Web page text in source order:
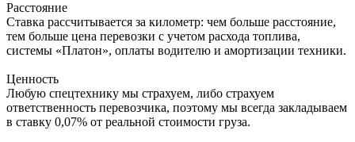
Расстояние
Ставка рассчитывается за километр: чем больше расстояние,
тем больше цена перевозки с учетом расхода топлива,
системы «Платон», оплаты водителю и амортизации техники.
Ценность
Любую спецтехнику мы страхуем, либо страхуем
ответственность перевозчика, поэтому мы всегда закладываем
в ставку 0,07% от реальной стоимости груза.